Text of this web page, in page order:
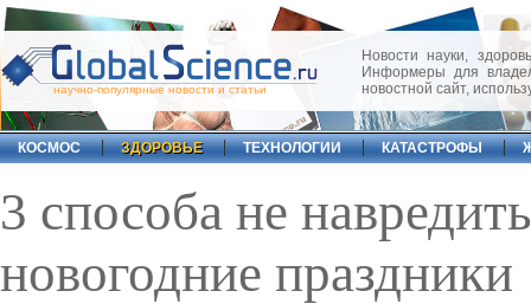
научно-популярные новости и статьи
Новости науки,
Информеры для
новостной сайт,
КОСМОС ЗДОРОВЬЕ ТЕХНОЛОГИИ КАТАСТРОФЫ
3 способа не
новогодние праздники